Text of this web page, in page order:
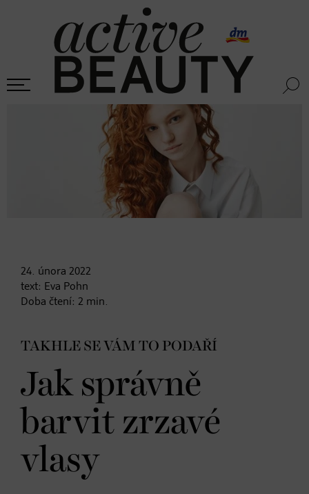
24. února 2022
text: Eva Pohn
Doba čtení: 2 min.
TAKHLE SE VÁM TO PODAŘÍ
Jak správně
barvit zrzavé
vlasy